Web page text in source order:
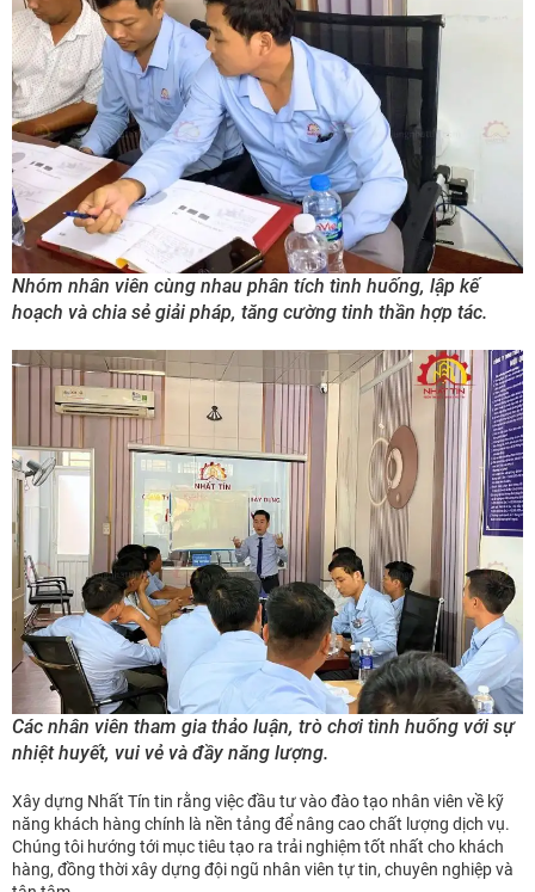
Nhóm nhân viên cùng nhau phân tích tình huống, lập kế
hoạch và chia sẻ giải pháp, tăng cường tinh thần hợp tác.
Các nhân viên tham gia thảo luận, trò chơi tình huống với sự
nhiệt huyết, vui vẻ và đầy năng lượng.
Xây dựng Nhất Tín tin rằng việc đầu tư vào đào tạo nhân viên về kỹ
năng khách hàng chính là nền tảng để nâng cao chất lượng dịch vụ.
Chúng tôi hướng tới mục tiêu tạo ra trải nghiệm tốt nhất cho khách
hàng, đồng thời xây dựng đội ngũ nhân viên tự tin, chuyên nghiệp và